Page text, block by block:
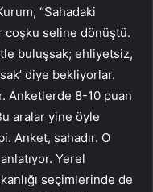
“Sahadaki
coşku seline dönüştü.
buluşsak; ehliyetsiz,
diye bekliyorlar.
Anketlerde 8-10 puan
aralar yine öyle
Anket, sahadır. O
Yerel
seçimlerinde de